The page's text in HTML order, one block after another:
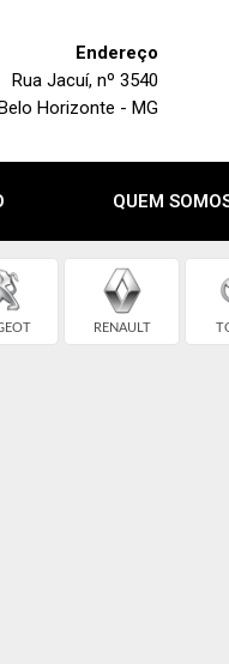
Endereço
Rua Jacuí, nº 3540
Horizonte - MG
QUEM
RENAULT